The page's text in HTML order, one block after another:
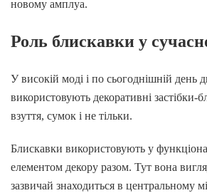
новому амплуа.
Роль блискавки у
У високій моді і по сьогоднішній день
використовують декоративні застібки-
взуття, сумок і не тільки.
Блискавки використовують у
елементом декору разом. Тут вона
зазвичай знаходиться в центральному